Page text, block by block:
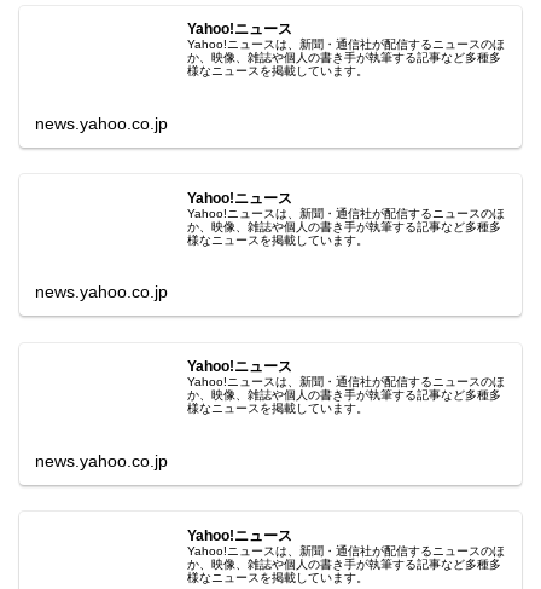
Yahoo!ニュース
Yahoo!ニュースは、新聞・通信社が配信するニュースのほ
か、映像、雑誌や個人の書き手が執筆する記事など多種多
様なニュースを掲載しています。
news.yahoo.co.jp
Yahoo!ニュース
Yahoo!ニュースは、新聞・通信社が配信するニュースのほ
か、映像、雑誌や個人の書き手が執筆する記事など多種多
様なニュースを掲載しています。
news.yahoo.co.jp
Yahoo!ニュース
Yahoo!ニュースは、新聞・通信社が配信するニュースのほ
か、映像、雑誌や個人の書き手が執筆する記事など多種多
様なニュースを掲載しています。
news.yahoo.co.jp
Yahoo!ニュース
Yahoo!ニュースは、新聞・通信社が配信するニュースのほ
か、映像、雑誌や個人の書き手が執筆する記事など多種多
様なニュースを掲載しています。